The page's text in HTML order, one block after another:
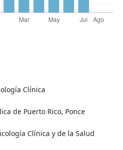
Clínica
de Puerto Rico, Ponce
Clínica y de la Salud